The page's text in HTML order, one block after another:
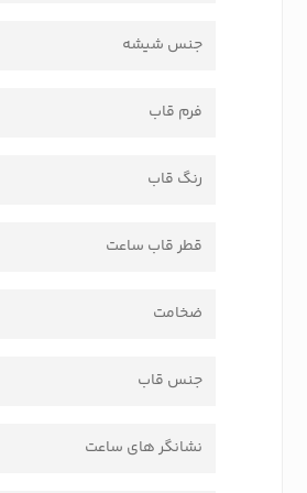
جنس شیشه
فرم قاب
رنگ قاب
قطر قاب ساعت
ضخامت
جنس قاب
نشانگر های ساعت